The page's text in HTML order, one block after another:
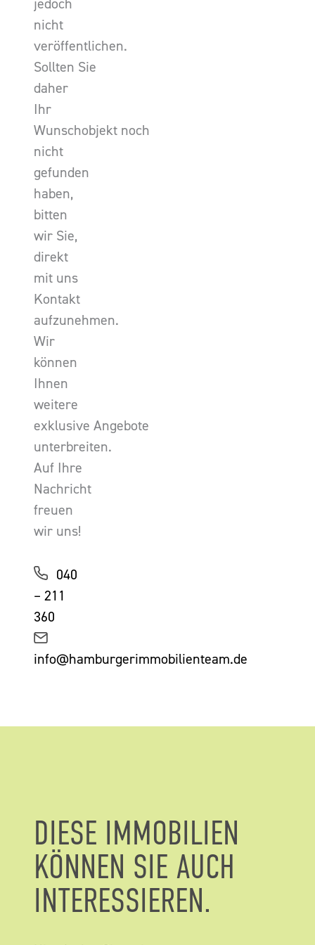
jedoch
nicht
veröffentlichen.
Sollten Sie
daher
Ihr
Wunschobjekt noch
nicht
gefunden
haben,
bitten
wir Sie,
direkt
mit uns
Kontakt
aufzunehmen.
Wir
können
Ihnen
weitere
exklusive Angebote
unterbreiten.
Auf Ihre
Nachricht
freuen
wir uns!
040
– 211
360
info@hamburgerimmobilienteam.de
DIESE IMMOBILIEN
KÖNNEN SIE AUCH
INTERESSIEREN.